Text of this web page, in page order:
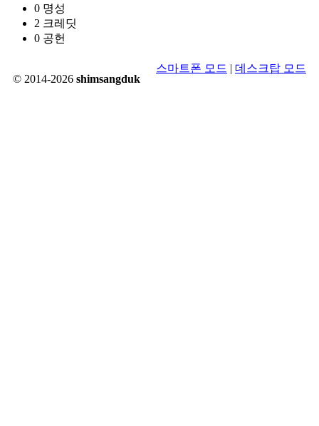
0 명성
2 크레딧
0 공헌
© 2014-2026 shimsangduk
스마트폰 모드 | 데스크탑 모드